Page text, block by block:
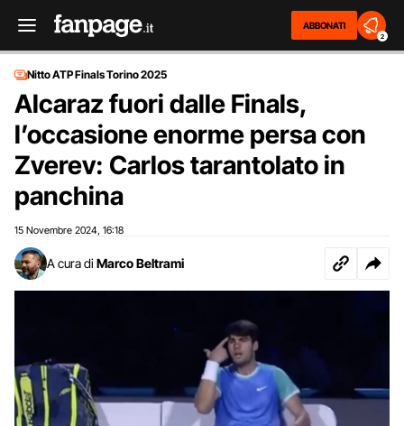
ABBONATI
2
Nitto ATP Finals Torino 2025
Alcaraz fuori dalle Finals,
l’occasione enorme persa con
Zverev: Carlos tarantolato in
panchina
15 Novembre 2024 16:18
A cura di Marco Beltrami